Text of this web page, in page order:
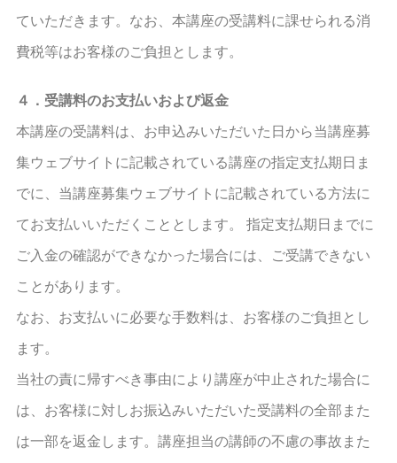
ていただきます。なお、本講座の受講料に課せられる消
費税等はお客様のご負担とします。
４．受講料のお支払いおよび返金
本講座の受講料は、お申込みいただいた日から当講座募
集ウェブサイトに記載されている講座の指定支払期日ま
でに、当講座募集ウェブサイトに記載されている方法に
てお支払いいただくこととします。 指定支払期日までに
ご入金の確認ができなかった場合には、ご受講できない
ことがあります。
なお、お支払いに必要な手数料は、お客様のご負担とし
ます。
当社の責に帰すべき事由により講座が中止された場合に
は、お客様に対しお振込みいただいた受講料の全部また
は一部を返金します。講座担当の講師の不慮の事故また